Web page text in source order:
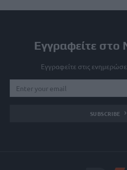
Εγγραφείτε
Εγγραφείτε στις
SUBSCRIBE